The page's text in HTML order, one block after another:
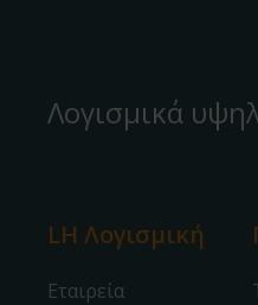
Λογισμικά
LH Λογισμική
Εταιρεία